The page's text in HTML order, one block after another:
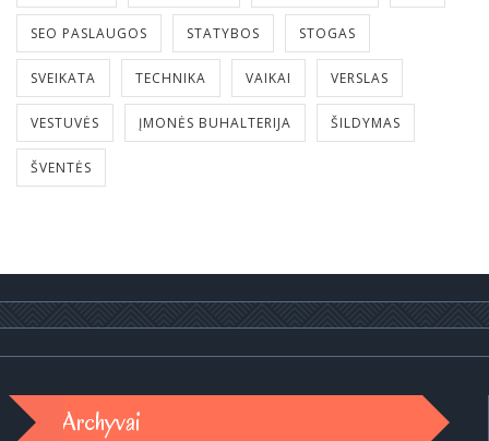
SEO PASLAUGOS STATYBOS STOGAS
SVEIKATA TECHNIKA VAIKAI VERSLAS
VESTUVĖS ĮMONĖS BUHALTERIJA ŠILDYMAS
ŠVENTĖS
Archyvai